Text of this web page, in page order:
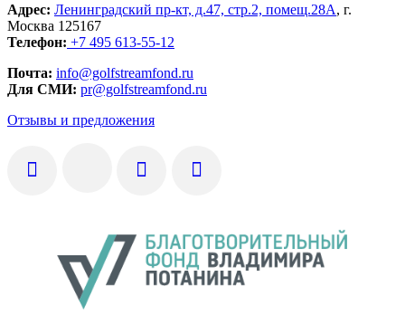
Адрес: Ленинградский пр-кт, д.47, стр.2, помещ.28А, г.
Москва 125167
Телефон: +7 495 613-55-12
Почта: info@golfstreamfond.ru
Для СМИ: pr@golfstreamfond.ru
Отзывы и предложения